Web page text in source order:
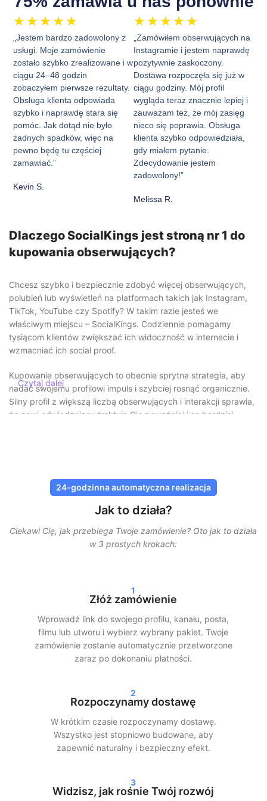
★ ★ ★ ★ ★
„Jestem bardzo zadowolony z
usługi. Moje zamówienie
zostało szybko zrealizowane i w
ciągu 24–48 godzin
zobaczyłem pierwsze rezultaty.
Obsługa klienta odpowiada
szybko i naprawdę stara się
pomóc. Jak dotąd nie było
żadnych spadków, więc na
pewno będę tu częściej
zamawiać.”
Kevin S.
★ ★ ★ ★ ★
„Zamówiłem obserwujących na
Instagramie i jestem naprawdę
pozytywnie zaskoczony.
Dostawa rozpoczęła się już w
ciągu godziny. Mój profil
wygląda teraz znacznie lepiej i
zauważam też, że mój zasięg
nieco się poprawia. Obsługa
klienta szybko odpowiedziała,
gdy miałem pytanie.
Zdecydowanie jestem
zadowolony!”
Melissa R.
Dlaczego SocialKings jest stroną nr 1 do
kupowania obserwujących?
Chcesz szybko i bezpiecznie zdobyć więcej obserwujących,
polubień lub wyświetleń na platformach takich jak Instagram,
TikTok, YouTube czy Spotify? W takim razie jesteś we
właściwym miejscu – SocialKings. Codziennie pomagamy
tysiącom klientów zwiększać ich widoczność w internecie i
wzmacniać ich social proof.
Kupowanie obserwujących to obecnie sprytna strategia, aby
nadać swojemu profilowi impuls i szybciej rosnąć organicznie.
Silny profil z większą liczbą obserwujących i interakcji sprawia,
że nowi odwiedzający traktują Cię poważniej i są bardziej
nie musisz udostępniać swojego hasła
wszystkie dostawy odbywają się za pomocą bezpiecznych i
sprawdzonych metod. Nasze usługi są zaprojektowane tak,
Dodatkowo pracujemy z dostawą stopniową. Oznacza to, że
Twoi obserwujący, polubienia lub wyświetlenia nie pojawiają się
jednorazowo, lecz są rozłożone w czasie. Zapewnia to
realistyczny wzrost i minimalizuje ryzyko.
Szybka dostawa i realne wyniki
ciągu 24 godzin. W zależności od wybranego pakietu
zobaczysz wyraźne wyniki w swoich statystykach w ciągu 24–
72 godzin. Niezależnie od tego, czy wybierzesz kupowanie
obserwujących na Instagramie, wyświetleń na TikToku czy
streamów na Spotify — zapewniamy szybką i sprawną
Nasi klienci wybierają SocialKings, ponieważ dotrzymujemy
Czytaj dalej
24-godzinna automatyczna realizacja
Jak to działa?
Ciekawi Cię, jak przebiega Twoje zamówienie? Oto jak to działa
w 3 prostych krokach:
1
Złóż zamówienie
Wprowadź link do swojego profilu, kanału, posta,
filmu lub utworu i wybierz wybrany pakiet. Twoje
zamówienie zostanie automatycznie przetworzone
zaraz po dokonaniu płatności.
2
Rozpoczynamy dostawę
W krótkim czasie rozpoczynamy dostawę.
Wszystko jest stopniowo budowane, aby
zapewnić naturalny i bezpieczny efekt.
3
Widzisz, jak rośnie Twój rozwój